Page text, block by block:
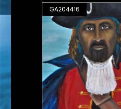
GA204416